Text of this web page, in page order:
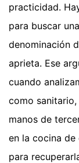
practicidad.
para buscar
denominación
aprieta. Ese
cuando
como
manos de
en la cocina de
para